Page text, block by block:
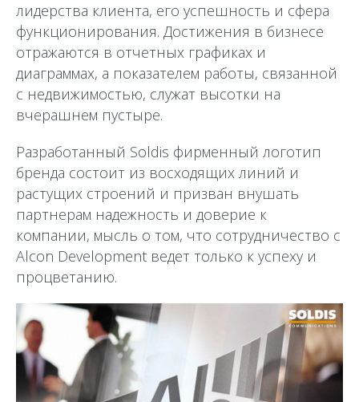
лидерства клиента, его успешность и сфера
функционирования. Достижения в бизнесе
отражаются в отчетных графиках и
диаграммах, а показателем работы, связанной
с недвижимостью, служат высотки на
вчерашнем пустыре.
Разработанный Soldis фирменный логотип
бренда состоит из восходящих линий и
растущих строений и призван внушать
партнерам надежность и доверие к
компании, мысль о том, что сотрудничество с
Alcon Development ведет только к успеху и
процветанию.